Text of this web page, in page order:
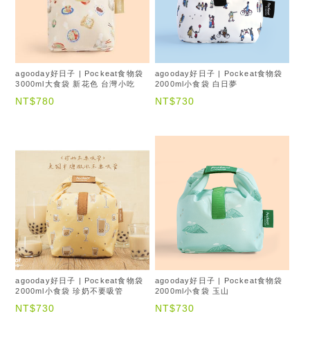
agooday好日子 | Pockeat食物袋
3000ml大食袋 新花色 台灣小吃
NT$780
agooday好日子 | Pockeat食物袋
2000ml小食袋 白日夢
NT$730
agooday好日子 | Pockeat食物袋
2000ml小食袋 珍奶不要吸管
NT$730
agooday好日子 | Pockeat食物袋
2000ml小食袋 玉山
NT$730